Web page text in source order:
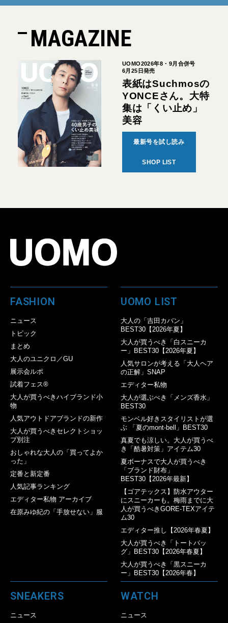
MAGAZINE
UOMO2026年8・9月合併号
6月25日発売
表紙はSuchmosの
YONCEさん。大特
集は「くい止め」
美容
最新号を試し読み
SHOP LIST
FASHION
ニュース
トピック
まとめ
大人のユニクロ／GU
展示会ルポ
試着フェス®︎
大人が買うべきハイブランド小
物
人気アウトドアブランドの新作
大人が買うべきセレクトショッ
プ別注
おしゃれな大人の「買ってよか
った」
定番と新定番
人気記事ランキング
エディター私物 アーカイブ
在原みゆ紀の「手放せない」服
UOMO LIST
大人の「吉田カバン」
BEST30【2026年夏】
大人が買うべき「白スニーカ
ー」BEST30【2026年夏】
人気サロンが考える「大人ヘア
の正解」SNAP
エディター私物
大人が選ぶべき「メンズ香水」
BEST30
モンベル好きスタイリストが選
ぶ 「夏のmont-bell」BEST30
真夏でも涼しい。大人が買うべ
き「酷暑対策」アイテム30
夏ボーナスで大人が買うべき
「ブランド財布」
BEST30【2026年最新】
【ゴアテックス】防水アウター
にスニーカーも。梅雨までに大
人が買うべきGORE-TEXアイテ
ム30
エディター推し【2026年春夏】
大人が買うべき「トートバッ
グ」BEST30【2026年春夏】
大人が買うべき「黒スニーカ
ー」BEST30【2026年春】
SNEAKERS
ニュース
WATCH
ニュース